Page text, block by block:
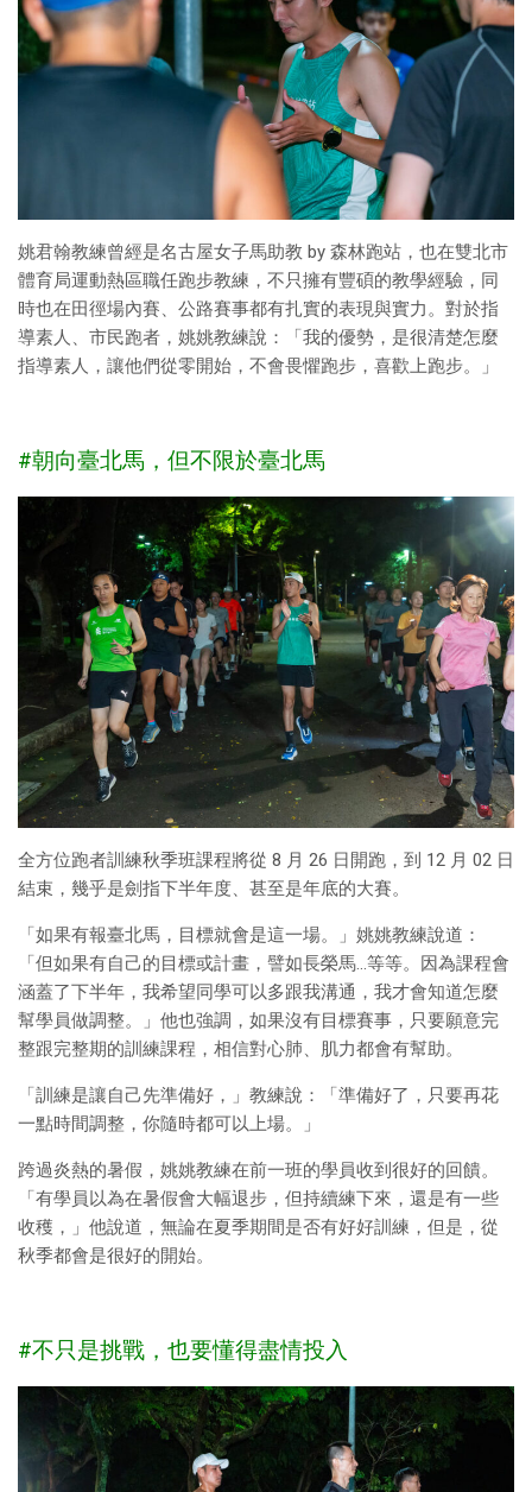
姚君翰教練曾經是名古屋女子馬助教 by 森林跑站，也在雙北市
體育局運動熱區職任跑步教練，不只擁有豐碩的教學經驗，同
時也在田徑場內賽、公路賽事都有扎實的表現與實力。對於指
導素人、市民跑者，姚姚教練說：「我的優勢，是很清楚怎麼
指導素人，讓他們從零開始，不會畏懼跑步，喜歡上跑步。」
#朝向臺北馬，但不限於臺北馬
全方位跑者訓練秋季班課程將從 8 月 26 日開跑，到 12 月 02 日
結束，幾乎是劍指下半年度、甚至是年底的大賽。
「如果有報臺北馬，目標就會是這一場。」姚姚教練說道：
「但如果有自己的目標或計畫，譬如長榮馬…等等。因為課程會
涵蓋了下半年，我希望同學可以多跟我溝通，我才會知道怎麼
幫學員做調整。」他也強調，如果沒有目標賽事，只要願意完
整跟完整期的訓練課程，相信對心肺、肌力都會有幫助。
「訓練是讓自己先準備好，」教練說：「準備好了，只要再花
一點時間調整，你隨時都可以上場。」
跨過炎熱的暑假，姚姚教練在前一班的學員收到很好的回饋。
「有學員以為在暑假會大幅退步，但持續練下來，還是有一些
收穫，」他說道，無論在夏季期間是否有好好訓練，但是，從
秋季都會是很好的開始。
#不只是挑戰，也要懂得盡情投入